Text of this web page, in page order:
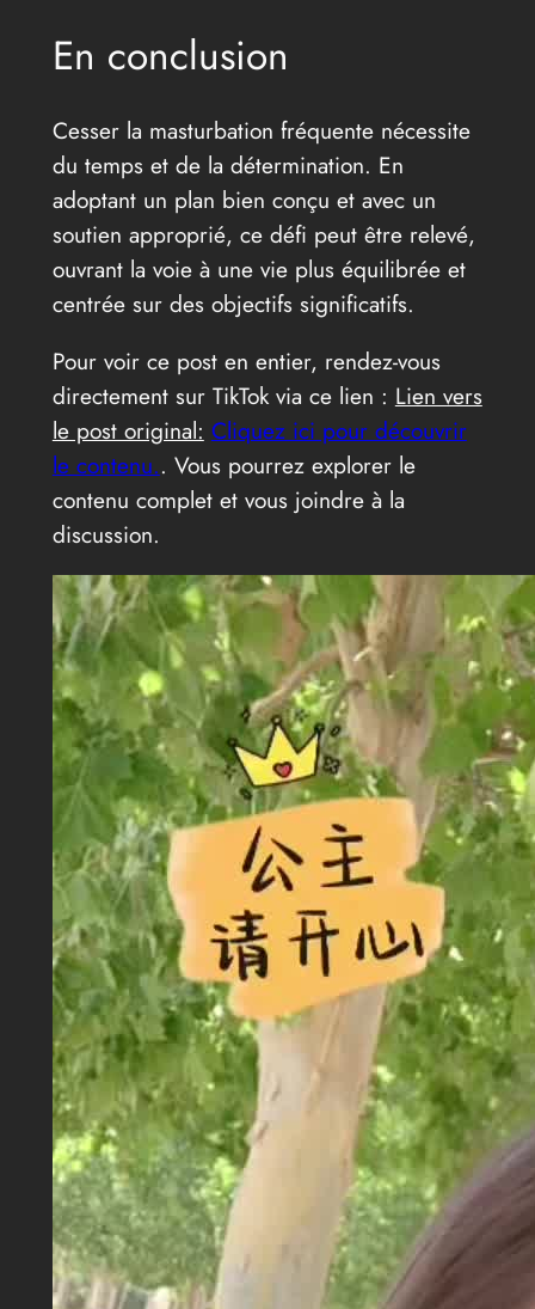
En conclusion
Cesser la masturbation fréquente nécessite
du temps et de la détermination. En
adoptant un plan bien conçu et avec un
soutien approprié, ce défi peut être relevé,
ouvrant la voie à une vie plus équilibrée et
centrée sur des objectifs significatifs.
Pour voir ce post en entier, rendez-vous
directement sur TikTok via ce lien : Lien vers
le post original: Cliquez ici pour découvrir
le contenu.. Vous pourrez explorer le
contenu complet et vous joindre à la
discussion.